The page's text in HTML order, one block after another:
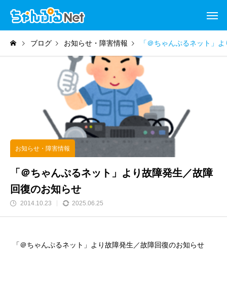
ブログ お知らせ・障害情報 「＠ちゃんぷるネット」
お知らせ・障害情報
「＠ちゃんぷるネット」より故障発生／故障
回復のお知らせ
2014.10.23 2025.06.25
「＠ちゃんぷるネット」より故障発生／故障回復のお知らせ